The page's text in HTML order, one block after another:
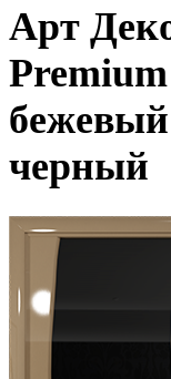
Арт
бежевый
черный